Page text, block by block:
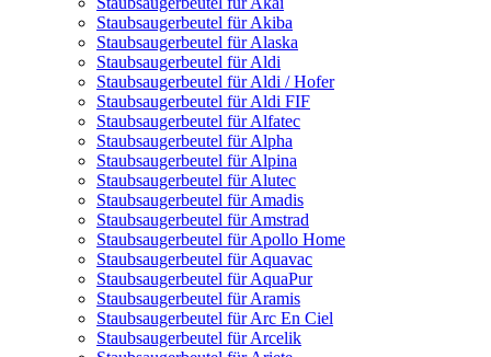
Staubsaugerbeutel für Akiba
Staubsaugerbeutel für Alaska
Staubsaugerbeutel für Aldi
Staubsaugerbeutel für Aldi / Hofer
Staubsaugerbeutel für Aldi FIF
Staubsaugerbeutel für Alfatec
Staubsaugerbeutel für Alpha
Staubsaugerbeutel für Alpina
Staubsaugerbeutel für Alutec
Staubsaugerbeutel für Amadis
Staubsaugerbeutel für Amstrad
Staubsaugerbeutel für Apollo Home
Staubsaugerbeutel für Aquavac
Staubsaugerbeutel für AquaPur
Staubsaugerbeutel für Aramis
Staubsaugerbeutel für Arc En Ciel
Staubsaugerbeutel für Arcelik